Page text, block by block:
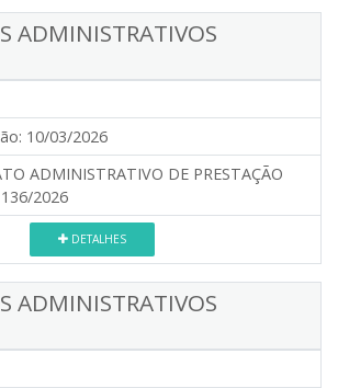
ADMINISTRATIVOS
10/03/2026
ADMINISTRATIVO DE PRESTAÇÃO
136/2026
DETALHES
ADMINISTRATIVOS